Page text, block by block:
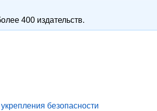
400 издательств.
безопасности